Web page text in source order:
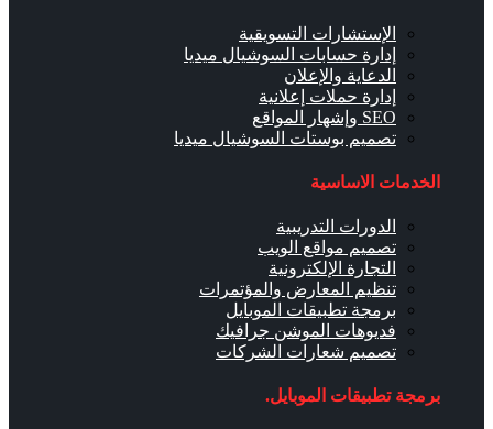
الإستشارات التسويقية
إدارة حسابات السوشيال ميديا
الدعاية والإعلان
إدارة حملات إعلانية
SEO وإشهار المواقع
تصميم بوستات السوشيال ميديا
الخدمات الاساسية
الدورات التدريبية
تصميم مواقع الويب
التجارة الإلكترونية
تنظيم المعارض والمؤتمرات
برمجة تطبيقات الموبايل
فديوهات الموشن جرافيك
تصميم شعارات الشركات
برمجة تطبيقات الموبايل.